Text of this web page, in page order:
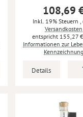
108,69
Inkl. 19% Steuern
Versandkosten
155,27 €
Informationen zur
Kennzeichnung
Details